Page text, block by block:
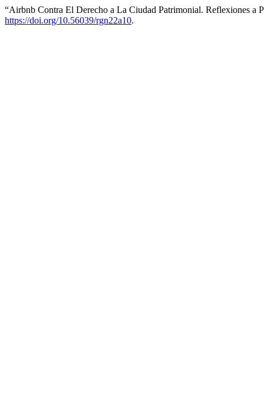
“Airbnb Contra El Derecho a La Ciudad Patrimonial. Reflexiones a
https://doi.org/10.56039/rgn22a10.